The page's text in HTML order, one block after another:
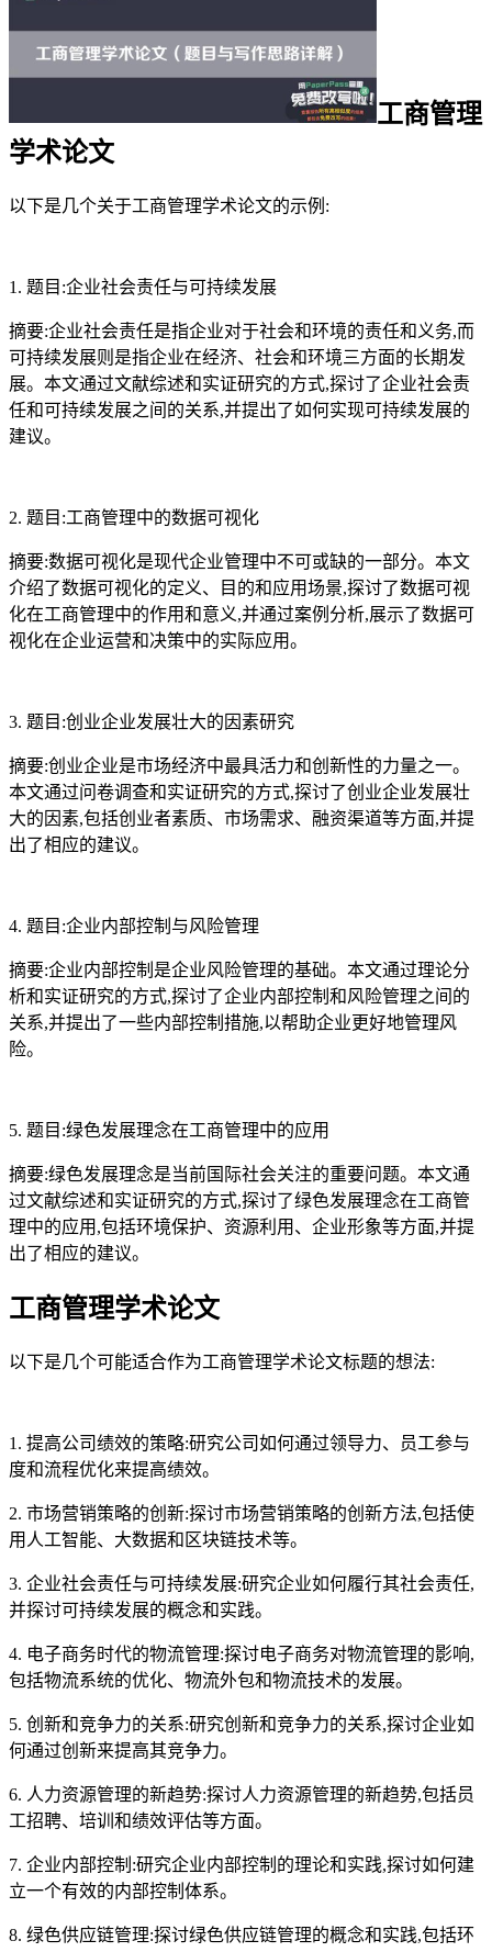
工商管理
学术论文
以下是几个关于工商管理学术论文的示例:
1. 题目:企业社会责任与可持续发展
摘要:企业社会责任是指企业对于社会和环境的责任和义务,而
可持续发展则是指企业在经济、社会和环境三方面的长期发
展。本文通过文献综述和实证研究的方式,探讨了企业社会责
任和可持续发展之间的关系,并提出了如何实现可持续发展的
建议。
2. 题目:工商管理中的数据可视化
摘要:数据可视化是现代企业管理中不可或缺的一部分。本文
介绍了数据可视化的定义、目的和应用场景,探讨了数据可视
化在工商管理中的作用和意义,并通过案例分析,展示了数据可
视化在企业运营和决策中的实际应用。
3. 题目:创业企业发展壮大的因素研究
摘要:创业企业是市场经济中最具活力和创新性的力量之一。
本文通过问卷调查和实证研究的方式,探讨了创业企业发展壮
大的因素,包括创业者素质、市场需求、融资渠道等方面,并提
出了相应的建议。
4. 题目:企业内部控制与风险管理
摘要:企业内部控制是企业风险管理的基础。本文通过理论分
析和实证研究的方式,探讨了企业内部控制和风险管理之间的
关系,并提出了一些内部控制措施,以帮助企业更好地管理风
险。
5. 题目:绿色发展理念在工商管理中的应用
摘要:绿色发展理念是当前国际社会关注的重要问题。本文通
过文献综述和实证研究的方式,探讨了绿色发展理念在工商管
理中的应用,包括环境保护、资源利用、企业形象等方面,并提
出了相应的建议。
工商管理学术论文
以下是几个可能适合作为工商管理学术论文标题的想法:
1. 提高公司绩效的策略:研究公司如何通过领导力、员工参与
度和流程优化来提高绩效。
2. 市场营销策略的创新:探讨市场营销策略的创新方法,包括使
用人工智能、大数据和区块链技术等。
3. 企业社会责任与可持续发展:研究企业如何履行其社会责任,
并探讨可持续发展的概念和实践。
4. 电子商务时代的物流管理:探讨电子商务对物流管理的影响,
包括物流系统的优化、物流外包和物流技术的发展。
5. 创新和竞争力的关系:研究创新和竞争力的关系,探讨企业如
何通过创新来提高其竞争力。
6. 人力资源管理的新趋势:探讨人力资源管理的新趋势,包括员
工招聘、培训和绩效评估等方面。
7. 企业内部控制:研究企业内部控制的理论和实践,探讨如何建
立一个有效的内部控制体系。
8. 绿色供应链管理:探讨绿色供应链管理的概念和实践,包括环